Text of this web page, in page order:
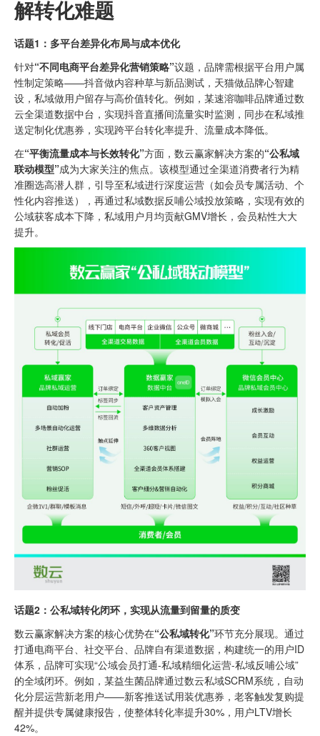
解转化难题
话题1：多平台差异化布局与成本优化
针对“不同电商平台差异化营销策略”议题，品牌需根据平台用户属
性制定策略——抖音做内容种草与新品测试，天猫做品牌心智建
设，私域做用户留存与高价值转化。例如，某速溶咖啡品牌通过数
云全渠道数据中台，实现抖音直播间流量实时监测，同步在私域推
送定制化优惠券，实现跨平台转化率提升、流量成本降低。
在“平衡流量成本与长效转化”方面，数云赢家解决方案的“公私域
联动模型”成为大家关注的焦点。该模型通过全渠道消费者行为精
准圈选高潜人群，引导至私域进行深度运营（如会员专属活动、个
性化内容推送），再通过私域数据反哺公域投放策略，实现有效的
公域获客成本下降，私域用户月均贡献GMV增长，会员粘性大大
提升。
话题2：公私域转化闭环，实现从流量到留量的质变
数云赢家解决方案的核心优势在“公私域转化”环节充分展现。通过
打通电商平台、社交平台、品牌自有渠道数据，构建统一的用户ID
体系，品牌可实现“公域会员打通-私域精细化运营-私域反哺公域”
的全域闭环。例如，某益生菌品牌通过数云私域SCRM系统，自动
化分层运营新老用户——新客推送试用装优惠券，老客触发复购提
醒并提供专属健康报告，使整体转化率提升30%，用户LTV增长
42%。